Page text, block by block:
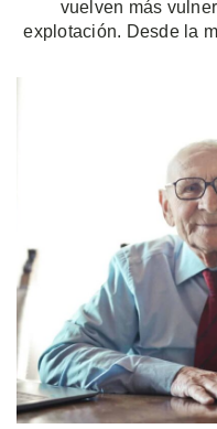
vuelven más
explotación. Desde la